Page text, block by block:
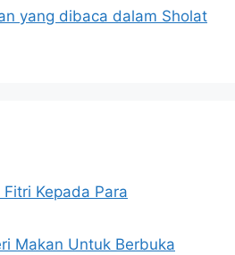
yang dibaca dalam Sholat
Kepada Para
Makan Untuk Berbuka